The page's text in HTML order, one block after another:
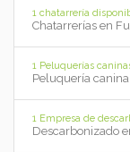
1 chatarrería
Chatarrerías en
1 Peluquerías
Peluquería
1 Empresa de
Descarbonizado